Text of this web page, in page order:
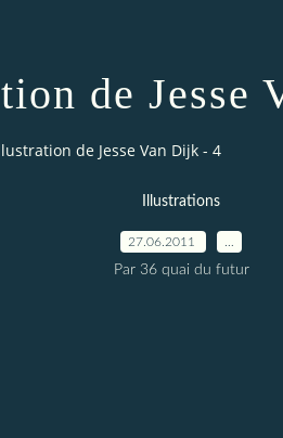
de Jesse
de Jesse Van Dijk - 4
Illustrations
27.06.2011
Par 36 quai du futur